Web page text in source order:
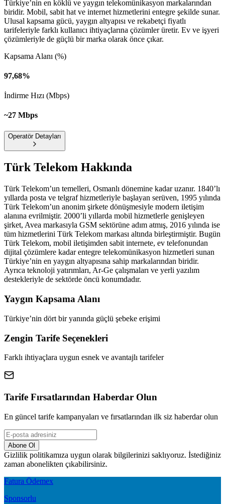
Türkiye’nin en köklü ve yaygın telekomünikasyon markalarından
biridir. Mobil, sabit hat ve internet hizmetlerini entegre şekilde sunar.
Ulusal kapsama gücü, yaygın altyapısı ve rekabetçi fiyatlı
tarifeleriyle farklı kullanıcı ihtiyaçlarına çözümler üretir. Ev ve işyeri
çözümleriyle de güçlü bir marka olarak önce çıkar.
Kapsama Alanı (%)
97,68%
İndirme Hızı (Mbps)
~27 Mbps
Operatör Detayları
Türk Telekom Hakkında
Türk Telekom’un temelleri, Osmanlı dönemine kadar uzanır. 1840’lı
yıllarda posta ve telgraf hizmetleriyle başlayan serüven, 1995 yılında
Türk Telekom’un anonim şirkete dönüşmesiyle modern iletişim
alanına evrilmiştir. 2000’li yıllarda mobil hizmetlerle genişleyen
şirket, Avea markasıyla GSM sektörüne adım atmış, 2016 yılında ise
tüm hizmetlerini Türk Telekom markası altında birleştirmiştir. Bugün
Türk Telekom, mobil iletişimden sabit internete, ev telefonundan
dijital çözümlere kadar entegre telekomünikasyon hizmetleri sunan
Türkiye’nin en yaygın altyapısına sahip markalarından biridir.
Ayrıca teknoloji yatırımları, Ar-Ge çalışmaları ve yerli yazılım
destekleriyle de sektörde öncü konumdadır.
Yaygın Kapsama Alanı
Türkiye’nin dört bir yanında güçlü şebeke erişimi
Zengin Tarife Seçenekleri
Farklı ihtiyaçlara uygun esnek ve avantajlı tarifeler
Tarife Fırsatlarından Haberdar Olun
En güncel tarife kampanyaları ve fırsatlarından ilk siz haberdar olun
Abone Ol
Gizlilik politikamıza uygun olarak bilgilerinizi saklıyoruz. İstediğiniz
zaman abonelikten çıkabilirsiniz.
Fatura Ödemex
Sponsorlu